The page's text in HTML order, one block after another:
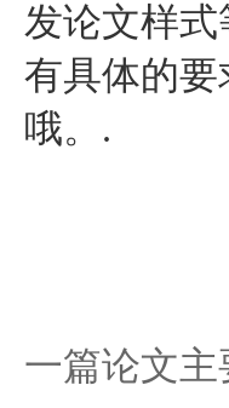
发论文样
有具体的
哦。.
一篇论文主